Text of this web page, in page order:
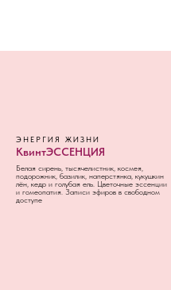
ЭНЕРГИЯ ЖИЗНИ
КвинтЭССЕНЦИЯ
Белая сирень, тысячелистник, космея,
подорожник, базилик, наперстянка, кукушкин
лён, кедр и голубая ель. Цветочные эссенции
и гомеопатия. Записи эфиров в свободном
доступе